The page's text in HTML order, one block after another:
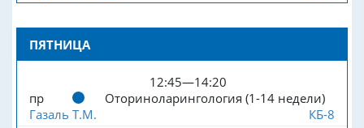
ПЯТНИЦА
12:45—14:20
пр
Оториноларингология (1-14 недели)
Газаль Т.М.
КБ-8